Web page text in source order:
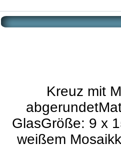
Kreuz mit
GlasGröße: 9 x
weißem